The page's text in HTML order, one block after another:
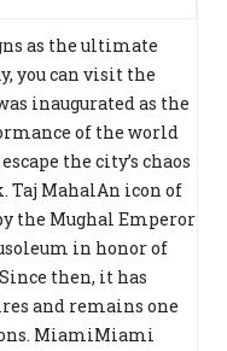
as the ultimate
you can visit the
inaugurated as the
of the world
the city’s chaos
Taj MahalAn icon of
the Mughal Emperor
in honor of
then, it has
and remains one
MiamiMiami